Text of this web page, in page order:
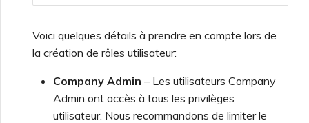
Voici quelques détails à prendre en compte lors de
la création de rôles utilisateur:
Company Admin – Les utilisateurs Company
Admin ont accès à tous les privilèges
utilisateur. Nous recommandons de limiter le